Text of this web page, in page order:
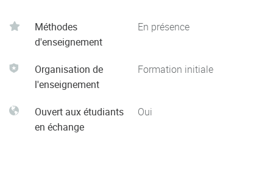
Méthodes
d'enseignement
En présence
Organisation de
l'enseignement
Formation initiale
Ouvert aux étudiants
en échange
Oui